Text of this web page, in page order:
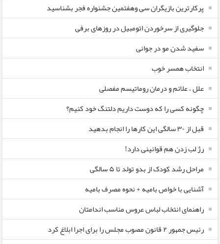
پرکارترین بازیگران سی وهفتمین جشنواره فجر بشناسید
جلوگیری از سرخوردن اتومبیل در روزهای برفی
سفید شدن مو در جوانی
انتخاب همسر خوب
علل ، علائم و درمان روماتیسم مفصلی
چگونه کسی را که دوست داریم دلتنگ خود کنیم؟
قبل از ۳۰ سالگی این کارها را انجام بدهید
رژ لب زدن هم قوانینی دارد!
مراحل رشد کودک از بدو تولد تا ۵ سالگی
آشنایی با خواص بامیه + نحوه مصرف بامیه
راهنمای انتخاب لباس عروس مناسب اندامتان
رئیس جمهور ۲ قانون مصوب مجلس را برای اجرا ابلاغ کرد